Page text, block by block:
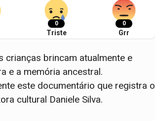
0
Triste
0
Grr
crianças brincam atualmente e
e a memória ancestral.
este documentário que registra o
cultural Daniele Silva.